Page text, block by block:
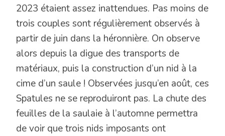
2023 étaient assez inattendues. Pas moins de
trois couples sont régulièrement observés à
partir de juin dans la héronnière. On observe
alors depuis la digue des transports de
matériaux, puis la construction d’un nid à la
cime d’un saule ! Observées jusqu’en août, ces
Spatules ne se reproduiront pas. La chute des
feuilles de la saulaie à l’automne permettra
de voir que trois nids imposants ont